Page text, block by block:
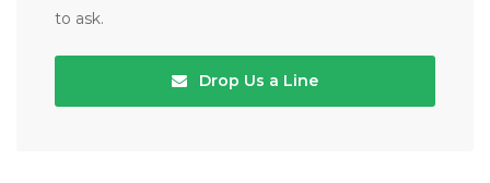
to ask.
Drop Us a Line